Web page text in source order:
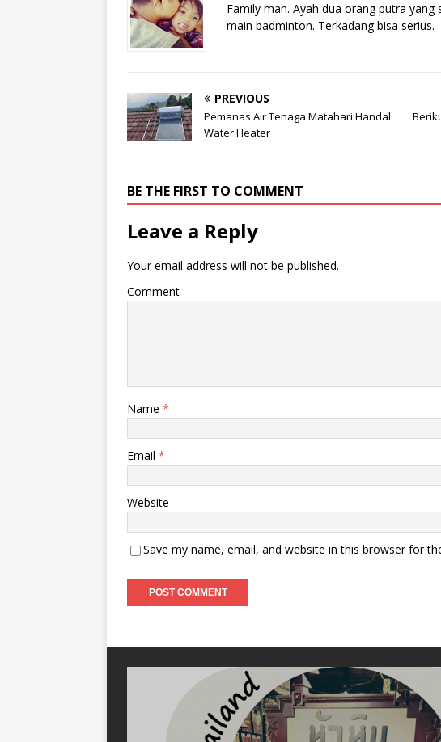
Family man. Ayah dua orang putra
main badminton. Terkadang bisa serius.
PREVIOUS
Pemanas Air Tenaga Matahari Handal
Water Heater
BE THE FIRST TO COMMENT
Leave a Reply
Your email address will not be published.
Comment
Name *
Email *
Website
Save my name, email, and website in this browser for